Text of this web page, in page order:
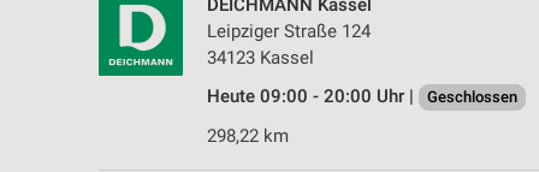
DEICHMANN Kassel
Leipziger Straße 124
34123 Kassel
Heute 09:00 - 20:00 Uhr |
Geschlossen
298,22 km
Performance